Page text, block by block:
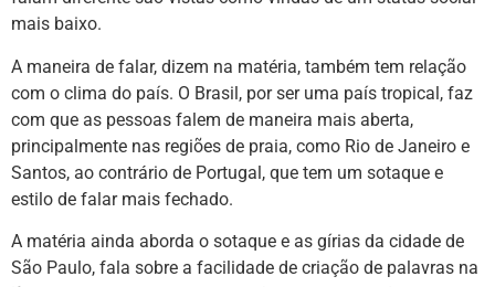
mais baixo.
A maneira de falar, dizem na matéria, também tem relação
com o clima do país. O Brasil, por ser uma país tropical, faz
com que as pessoas falem de maneira mais aberta,
principalmente nas regiões de praia, como Rio de Janeiro e
Santos, ao contrário de Portugal, que tem um sotaque e
estilo de falar mais fechado.
A matéria ainda aborda o sotaque e as gírias da cidade de
São Paulo, fala sobre a facilidade de criação de palavras na